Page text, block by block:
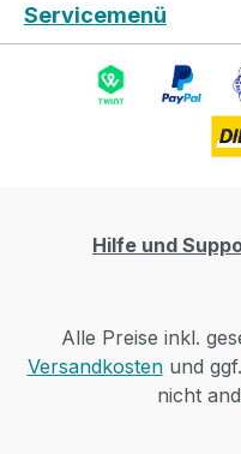
Servicemenü
Hilfe und
Alle Preise inkl.
Versandkostenund
nicht